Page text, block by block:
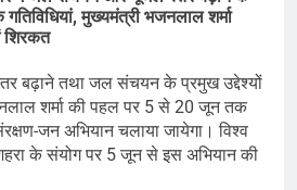
मुख्यमंत्री भजनलाल शर्मा
शिरकत
बढ़ाने तथा जल संचयन के प्रमुख उद्देश्यों
शर्मा की पहल पर 5 से 20 जून तक
जन अभियान चलाया जायेगा। विश्व
के संयोग पर 5 जून से इस अभियान की